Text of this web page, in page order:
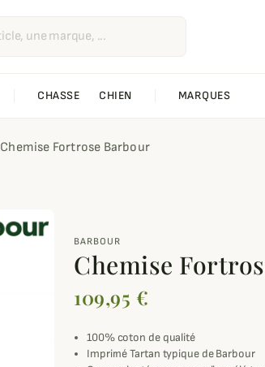
CHASSE CHIEN MARQUES
Chemise Fortrose Barbour
BARBOUR
Chemise
109,95 €
100% coton de qualité
Imprimé Tartan typique de Barbour